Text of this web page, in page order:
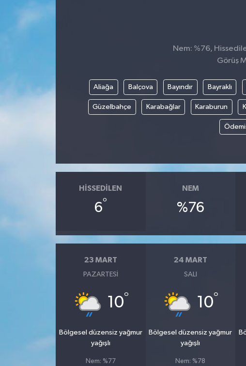
Nem: %76,
Görüş
Aliağa Balçova Bayındır Bayraklı
Güzelbahçe Karabağlar Karaburun
HISSEDILEN
6°
NEM
%76
23 MART
PAZARTESI
10°
Bölgesel düzensiz yağmur
yağışlı
Nem: %77
24 MART
SALI
10°
Bölgesel düzensiz yağmur
yağışlı
Nem: %78